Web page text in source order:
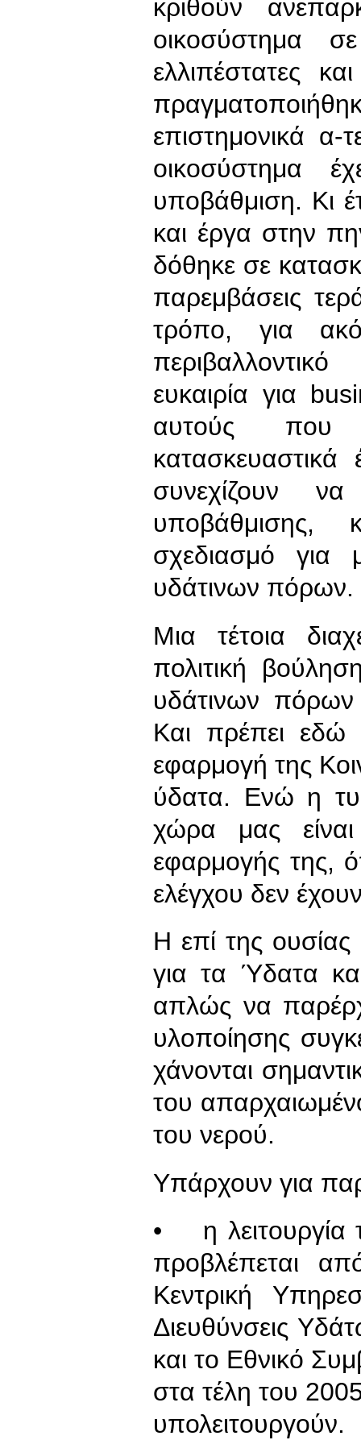
κριθούν
οικοσύστημα
ελλιπέστατες
επιστημονικά α-
οικοσύστημα
υποβάθμιση. Κι
και έργα στην
δόθηκε σε
παρεμβάσεις
τρόπο, για
ευκαιρία για
αυτούς που
συνεχίζουν
υποβάθμισης,
σχεδιασμό για
υδάτινων πόρων.
Μια τέτοια
πολιτική
υδάτινων
Και πρέπει εδώ
εφαρμογή της
ύδατα. Ενώ η
χώρα μας
εφαρμογής της,
ελέγχου δεν
Η επί της
για τα Ύδατα
απλώς να
υλοποίησης
χάνονται
του
του νερού.
Υπάρχουν για
• η λειτουργία
προβλέπεται
Κεντρική
Διευθύνσεις
και το Εθνικό
στα τέλη του
υπολειτουργούν.